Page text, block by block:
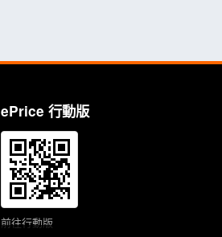
ePrice 行動版
前往行動版